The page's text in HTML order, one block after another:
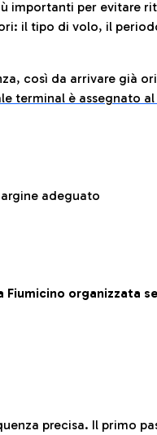
importanti per evitare
il tipo di volo, il
così da arrivare già
terminal è assegnato
adeguato
Fiumicino organizzata
precisa. Il primo